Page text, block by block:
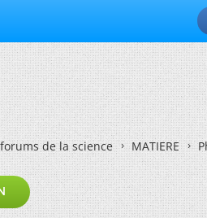
de la science MATIERE